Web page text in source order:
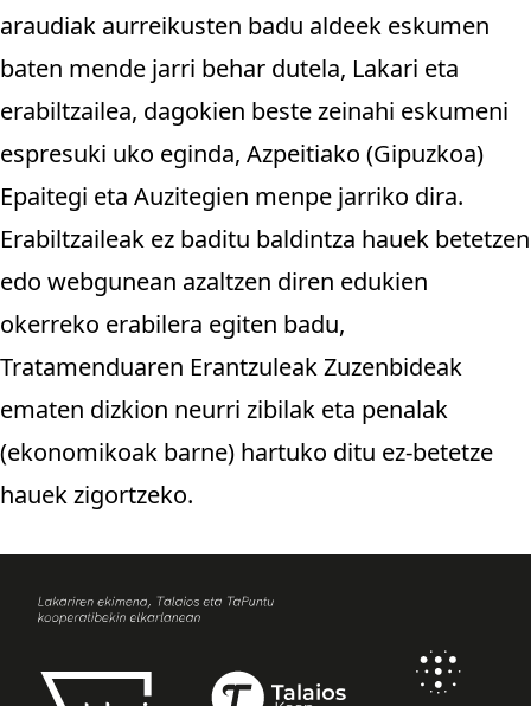
araudiak aurreikusten badu aldeek eskumen
baten mende jarri behar dutela, Lakari eta
erabiltzailea, dagokien beste zeinahi eskumeni
espresuki uko eginda, Azpeitiako (Gipuzkoa)
Epaitegi eta Auzitegien menpe jarriko dira.
Erabiltzaileak ez baditu baldintza hauek betetzen
edo webgunean azaltzen diren edukien
okerreko erabilera egiten badu,
Tratamenduaren Erantzuleak Zuzenbideak
ematen dizkion neurri zibilak eta penalak
(ekonomikoak barne) hartuko ditu ez-betetze
hauek zigortzeko.